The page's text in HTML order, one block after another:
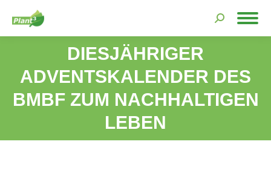
Search:
DIESJÄHRIGER
ADVENTSKALENDER DES
BMBF ZUM NACHHALTIGEN
LEBEN